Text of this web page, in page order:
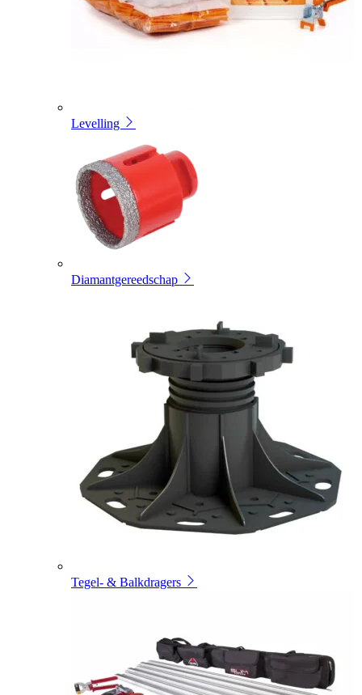
Levelling
Diamantgereedschap
Tegel- & Balkdragers